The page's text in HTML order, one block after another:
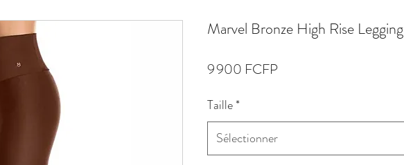
Marvel Bronze High Rise Legging
9 900 FCFPPrix
Taille*
Sélectionner